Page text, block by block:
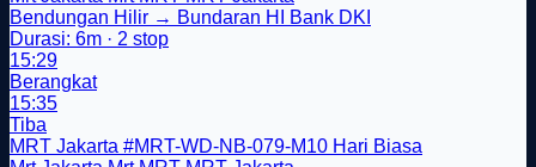
Bendungan Hilir → Bundaran HI Bank DKI
Durasi: 6m · 2 stop
15:29
Berangkat
15:35
Tiba
MRT Jakarta #MRT-WD-NB-079-M10 Hari Biasa